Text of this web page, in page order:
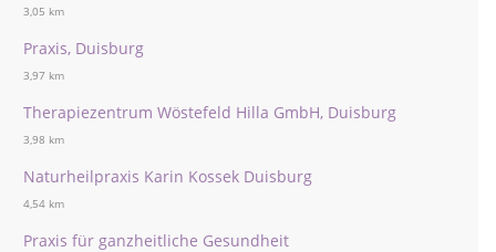
3,05 km
Praxis, Duisburg
3,97 km
Therapiezentrum Wöstefeld Hilla GmbH, Duisburg
3,98 km
Naturheilpraxis Karin Kossek Duisburg
4,54 km
Praxis für ganzheitliche Gesundheit